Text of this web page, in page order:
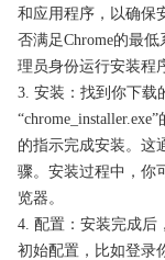
和应用程序，以确保
否满足Chrome的最
理员身份运行安装程
3. 安装：找到你下载
的指示完成安装。这
骤。安装过程中，你
览器。
4. 配置：安装完成后
初始配置，比如登录